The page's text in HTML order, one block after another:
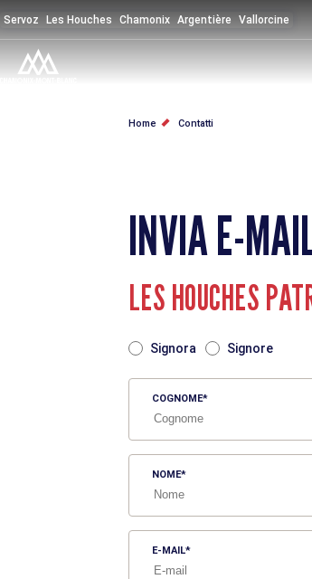
al
contenuto
principale
Servoz Les Houches Chamonix Argentière Vallorcine
BRICIOLE
PANE
Home Contatti
INVIA E-
LES HOUCHES
Signora Signore
COGNOME
NOME
E-MAIL